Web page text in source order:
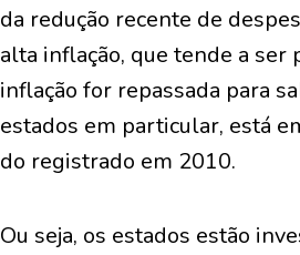
da redução recente de
alta inflação, que tende a
inflação for repassada para
estados em particular, está
do registrado em 2010.
Ou seja, os estados estão